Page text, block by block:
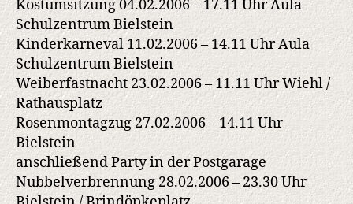
Kostümsitzung 04.02.2006 – 17.11 Uhr Aula
Schulzentrum Bielstein
Kinderkarneval 11.02.2006 – 14.11 Uhr Aula
Schulzentrum Bielstein
Weiberfastnacht 23.02.2006 – 11.11 Uhr Wiehl /
Rathausplatz
Rosenmontagzug 27.02.2006 – 14.11 Uhr
Bielstein
anschließend Party in der Postgarage
Nubbelverbrennung 28.02.2006 – 23.30 Uhr